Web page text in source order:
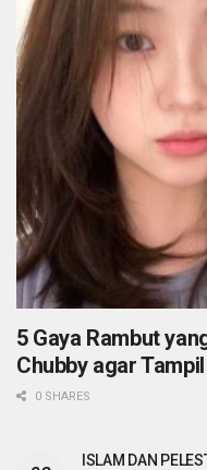
5 Gaya Rambut
Chubby agar
0 SHARES
ISLAM DAN